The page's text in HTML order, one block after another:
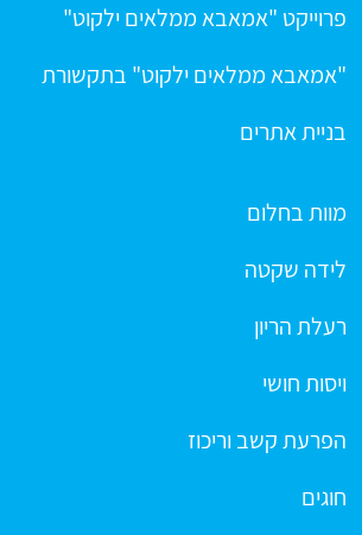
פרוייקט "אמאבא ממלאים ילקוט"
"אמאבא ממלאים ילקוט" בתקשורת
בניית אתרים
מוות בחלום
לידה שקטה
רעלת הריון
ויסות חושי
הפרעת קשב וריכוז
חוגים